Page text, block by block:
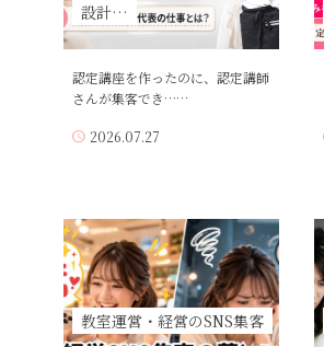
設計…
認定講座を作ったのに、認定講師
さんが集客でき……
2026.07.27
教室運営・経営のSNS集客